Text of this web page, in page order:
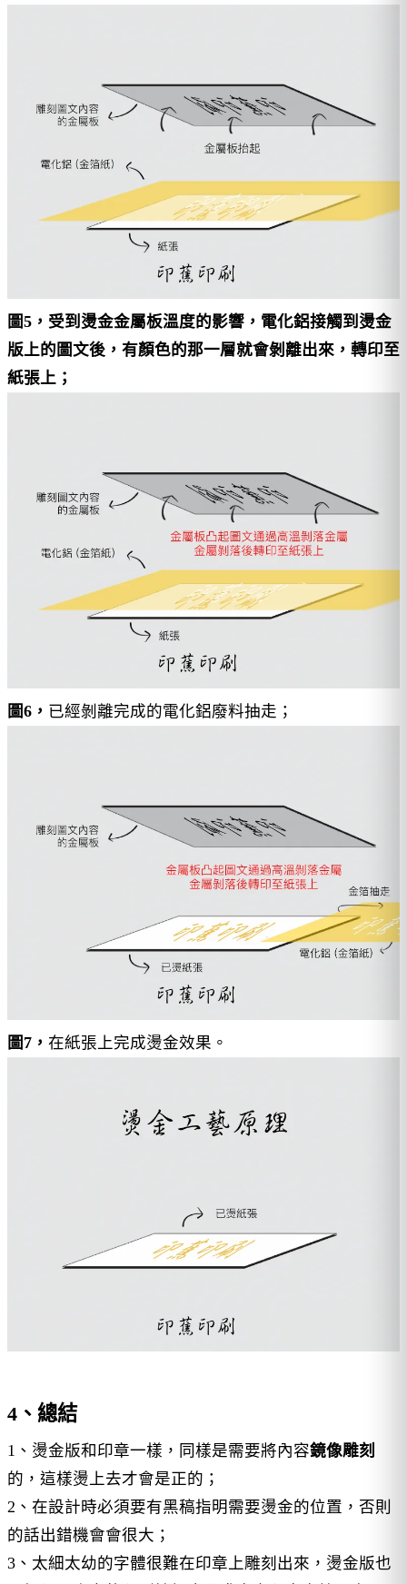
圖5，受到燙金金屬板溫度的影響，電化鋁接觸到燙金
版上的圖文後，有顏色的那一層就會剝離出來，轉印至
紙張上；
圖6， 已經剝離完成的電化鋁廢料抽走；
圖7， 在紙張上完成燙金效果。
4、總結
1、燙金版和印章一樣，同樣是需要將內容鏡像雕刻
的，這樣燙上去才會是正的；
2、在設計時必須要有黑稿指明需要燙金的位置，否則
的話出錯機會會很大；
3、太細太幼的字體很難在印章上雕刻出來，燙金版也